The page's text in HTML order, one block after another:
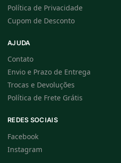
Política de Privacidade
Cupom de Desconto
AJUDA
Contato
Envio e Prazo de Entrega
Trocas e Devoluções
Política de Frete Grátis
REDES SOCIAIS
Facebook
Instagram